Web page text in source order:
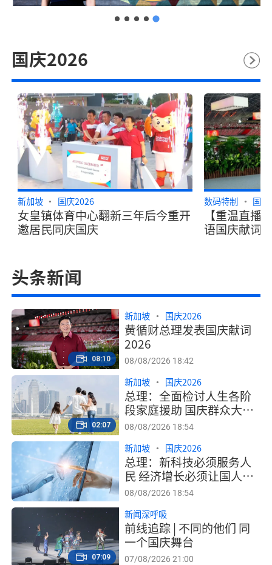
国庆2026
女皇镇体育中心翻新三年后今重开
邀居民同庆国庆
新加坡 国庆2026
【重温直播
语国庆献词
数码特制 国
头条新闻
黄循财总理发表国庆献词
2026
新加坡 国庆2026
08/08/2026 18:42
08:10
总理：全面检讨人生各阶
段家庭援助 国庆群众大会
宣布细节
新加坡 国庆2026
08/08/2026 18:54
02:07
总理：新科技必须服务人
民 经济增长必须让国人过
上更好生活
新加坡 国庆2026
08/08/2026 18:54
前线追踪 | 不同的他们 同
一个国庆舞台
新闻深呼吸
07/08/2026 21:00
07:09